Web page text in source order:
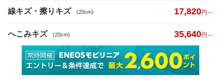
線キズ・擦りキズ (20cm) 17,820円～
へこみキズ (20cm) 35,640円～